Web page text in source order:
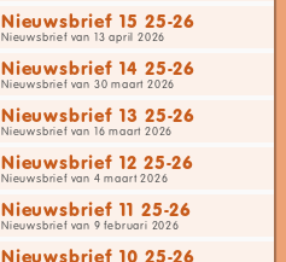
Nieuwsbrief 15 25-26
Nieuwsbrief van 13 april 2026
Nieuwsbrief 14 25-26
Nieuwsbrief van 30 maart 2026
Nieuwsbrief 13 25-26
Nieuwsbrief van 16 maart 2026
Nieuwsbrief 12 25-26
Nieuwsbrief van 4 maart 2026
Nieuwsbrief 11 25-26
Nieuwsbrief van 9 februari 2026
Nieuwsbrief 10 25-26